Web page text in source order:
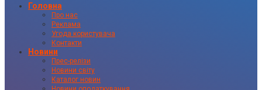
Головна
Про нас
Реклама
Угода користувача
Контакти
Новини
Прес-релізи
Новини світу
Каталог новин